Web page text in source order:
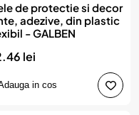
de protectie si decor
adezive, din plastic
- GALBEN
lei
in cos